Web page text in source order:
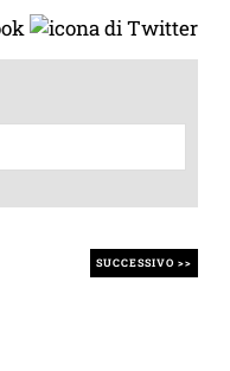
SUCCESSIVO >>